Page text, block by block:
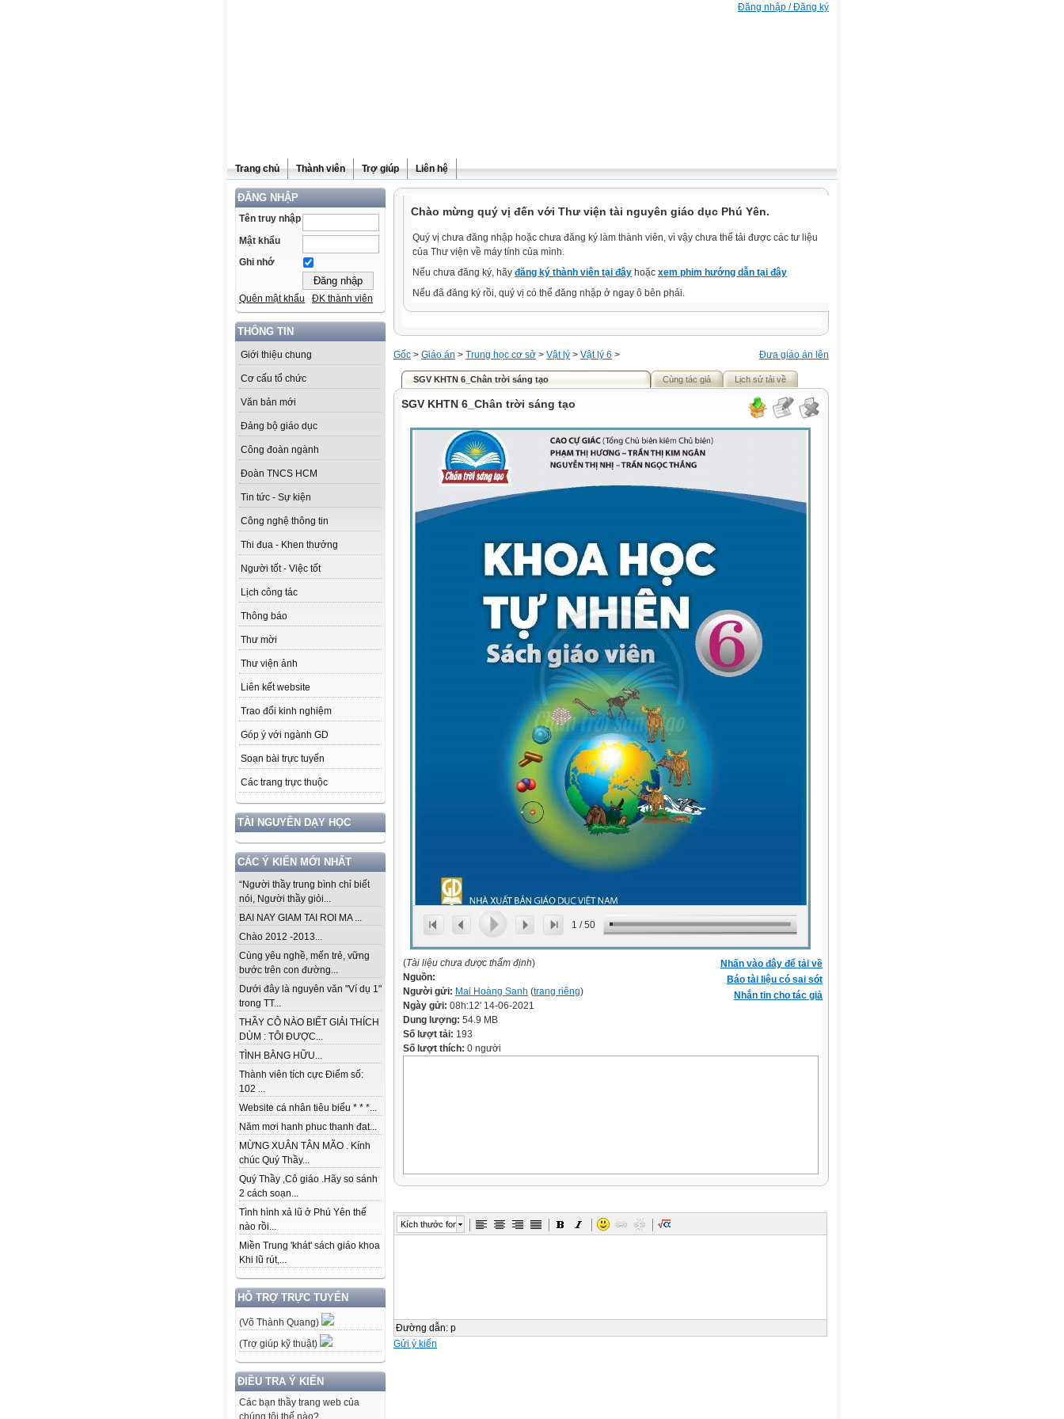
Đăng nhập / Đăng ký
Trang chủ Thành viên Trợ giúp Liên hệ
ĐĂNG NHẬP
Tên truy nhập
Mật khẩu
Ghi nhớ
Quên mật khẩu ĐK thành viên
THÔNG TIN
Giới thiệu chung
Cơ cấu tổ chức
Văn bản mới
Đảng bộ giáo dục
Công đoàn ngành
Đoàn TNCS HCM
Tin tức - Sự kiện
Công nghệ thông tin
Thi đua - Khen thưởng
Người tốt - Việc tốt
Lịch công tác
Thông báo
Thư mời
Thư viện ảnh
Liên kết website
Trao đổi kinh nghiệm
Góp ý với ngành GD
Soạn bài trực tuyến
Các trang trực thuộc
TÀI NGUYÊN DẠY HỌC
CÁC Ý KIẾN MỚI NHẤT
“Người thầy trung bình chỉ biết
nói, Người thầy giỏi...
BAI NAY GIAM TAI ROI MA ...
Chào 2012 -2013...
Cùng yêu nghề, mến trẻ, vững
bước trên con đường...
Dưới đây là nguyên văn "Ví dụ 1"
trong TT...
THẦY CÔ NÀO BIẾT GIẢI THÍCH
DÙM : TÔI ĐƯỢC...
TÌNH BẰNG HỮU...
Thành viên tích cực Điểm số:
102 ...
Website cá nhân tiêu biểu * * *...
Năm mơi hanh phuc thanh đat...
MỪNG XUÂN TÂN MÃO . Kính
chúc Quý Thầy...
Quý Thầy ,Cô giáo .Hãy so sánh
2 cách soạn...
Tình hình xả lũ ở Phú Yên thế
nào rồi...
Miền Trung 'khát' sách giáo khoa
Khi lũ rút,...
HỖ TRỢ TRỰC TUYẾN
(Võ Thành Quang)
(Trợ giúp kỹ thuật)
ĐIỀU TRA Ý KIẾN
Các bạn thầy trang web của
chúng tôi thế nào?
Chào mừng quý vị đến với Thư viện tài nguyên giáo dục Phú Yên.
Quý vị chưa đăng nhập hoặc chưa đăng ký làm thành viên, vì vậy chưa thể tải được các tư liệu
của Thư viện về máy tính của mình.
Nếu chưa đăng ký, hãy đăng ký thành viên tại đây hoặc xem phim hướng dẫn tại đây
Nếu đã đăng ký rồi, quý vị có thể đăng nhập ở ngay ô bên phải.
Đưa giáo án lên
Gốc > Giáo án > Trung học cơ sở > Vật lý > Vật lý 6 >
SGV KHTN 6_Chân trời sáng tạo Cùng tác giả Lịch sử tải về
SGV KHTN 6_Chân trời sáng tạo
1 /50
Nhấn vào đây để tải về
Báo tài liệu có sai sót
Nhắn tin cho tác giả
(Tài liệu chưa được thẩm định)
Nguồn:
Người gửi: Mai Hoàng Sanh (trang riêng)
Ngày gửi: 08h:12' 14-06-2021
Dung lượng: 54.9 MB
Số lượt tải: 193
Số lượt thích: 0 người
Kích thước font
Đường dẫn: p
Gửi ý kiến